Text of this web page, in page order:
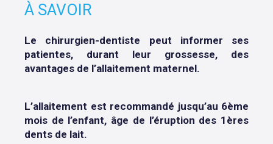
À SAVOIR
Le chirurgien-dentiste peut informer ses
patientes, durant leur grossesse, des
avantages de l’allaitement maternel.
L’allaitement est recommandé jusqu’au 6ème
mois de l’enfant, âge de l’éruption des 1ères
dents de lait.